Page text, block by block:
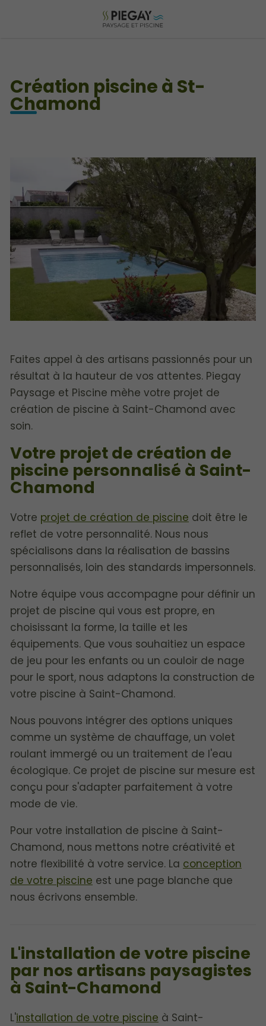
Création piscine à St-
Chamond
Faites appel à des artisans passionnés pour un
résultat à la hauteur de vos attentes. Piegay
Paysage et Piscine mèhe votre projet de
création de piscine à Saint-Chamond avec
soin.
Votre projet de création de
piscine personnalisé à Saint-
Chamond
Votre projet de création de piscine doit être le
reflet de votre personnalité. Nous nous
spécialisons dans la réalisation de bassins
personnalisés, loin des standards impersonnels.
Notre équipe vous accompagne pour définir un
projet de piscine qui vous est propre, en
choisissant la forme, la taille et les
équipements. Que vous souhaitiez un espace
de jeu pour les enfants ou un couloir de nage
pour le sport, nous adaptons la construction de
votre piscine à Saint-Chamond.
Nous pouvons intégrer des options uniques
comme un système de chauffage, un volet
roulant immergé ou un traitement de l'eau
écologique. Ce projet de piscine sur mesure est
conçu pour s'adapter parfaitement à votre
mode de vie.
Pour votre installation de piscine à Saint-
Chamond, nous mettons notre créativité et
notre flexibilité à votre service. La conception
de votre piscine est une page blanche que
nous écrivons ensemble.
L'installation de votre piscine
par nos artisans paysagistes
à Saint-Chamond
L'installation de votre piscine à Saint-